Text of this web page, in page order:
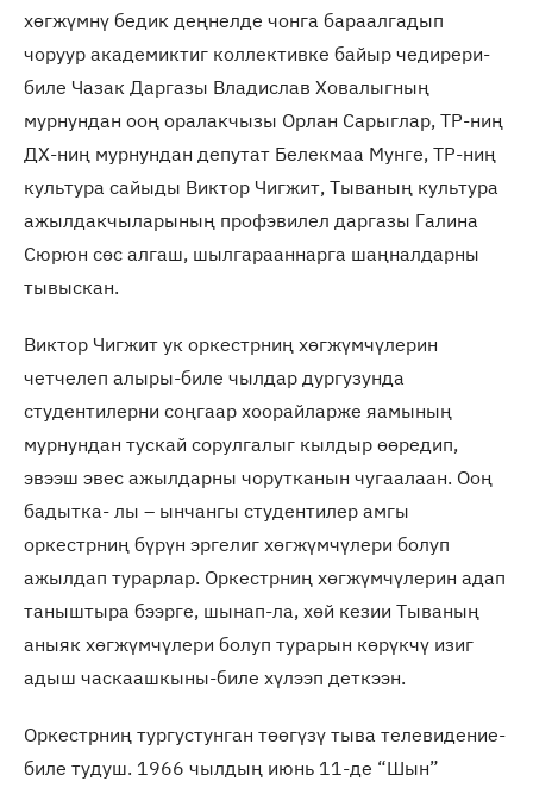
хөгжүмнү бедик деңнелде чонга бараалгадып
чоруур академиктиг коллективке байыр чедирери-
биле Чазак Даргазы Владислав Ховалыгның
мурнундан ооң оралакчызы Орлан Сарыглар, ТР-ниң
ДХ-ниң мурнундан депутат Белекмаа Мунге, ТР-ниң
культура сайыды Виктор Чигжит, Тываның культура
ажылдакчыларының профэвилел даргазы Галина
Сюрюн сөс алгаш, шылгарааннарга шаңналдарны
тывыскан.
Виктор Чигжит ук оркестрниң хөгжүмчүлерин
четчелеп алыры-биле чылдар дургузунда
студентилерни соңгаар хоорайларже яамының
мурнундан тускай сорулгалыг кылдыр өөредип,
эвээш эвес ажылдарны чорутканын чугаалаан. Ооң
бадытка- лы – ынчангы студентилер амгы
оркестрниң бүрүн эргелиг хөгжүмчүлери болуп
ажылдап турарлар. Оркестрниң хөгжүмчүлерин адап
таныштыра бээрге, шынап-ла, хөй кезии Тываның
аныяк хөгжүмчүлери болуп турарын көрүкчү изиг
адыш часкаашкыны-биле хүлээп деткээн.
Оркестрниң тургустунган төөгүзү тыва телевидение-
биле тудуш. 1966 чылдың июнь 11-де “Шын”